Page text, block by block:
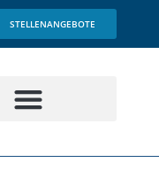
STELLENANGEBOTE